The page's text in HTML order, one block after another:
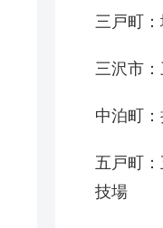
三戸町
三沢市
中泊町
五戸町
技場